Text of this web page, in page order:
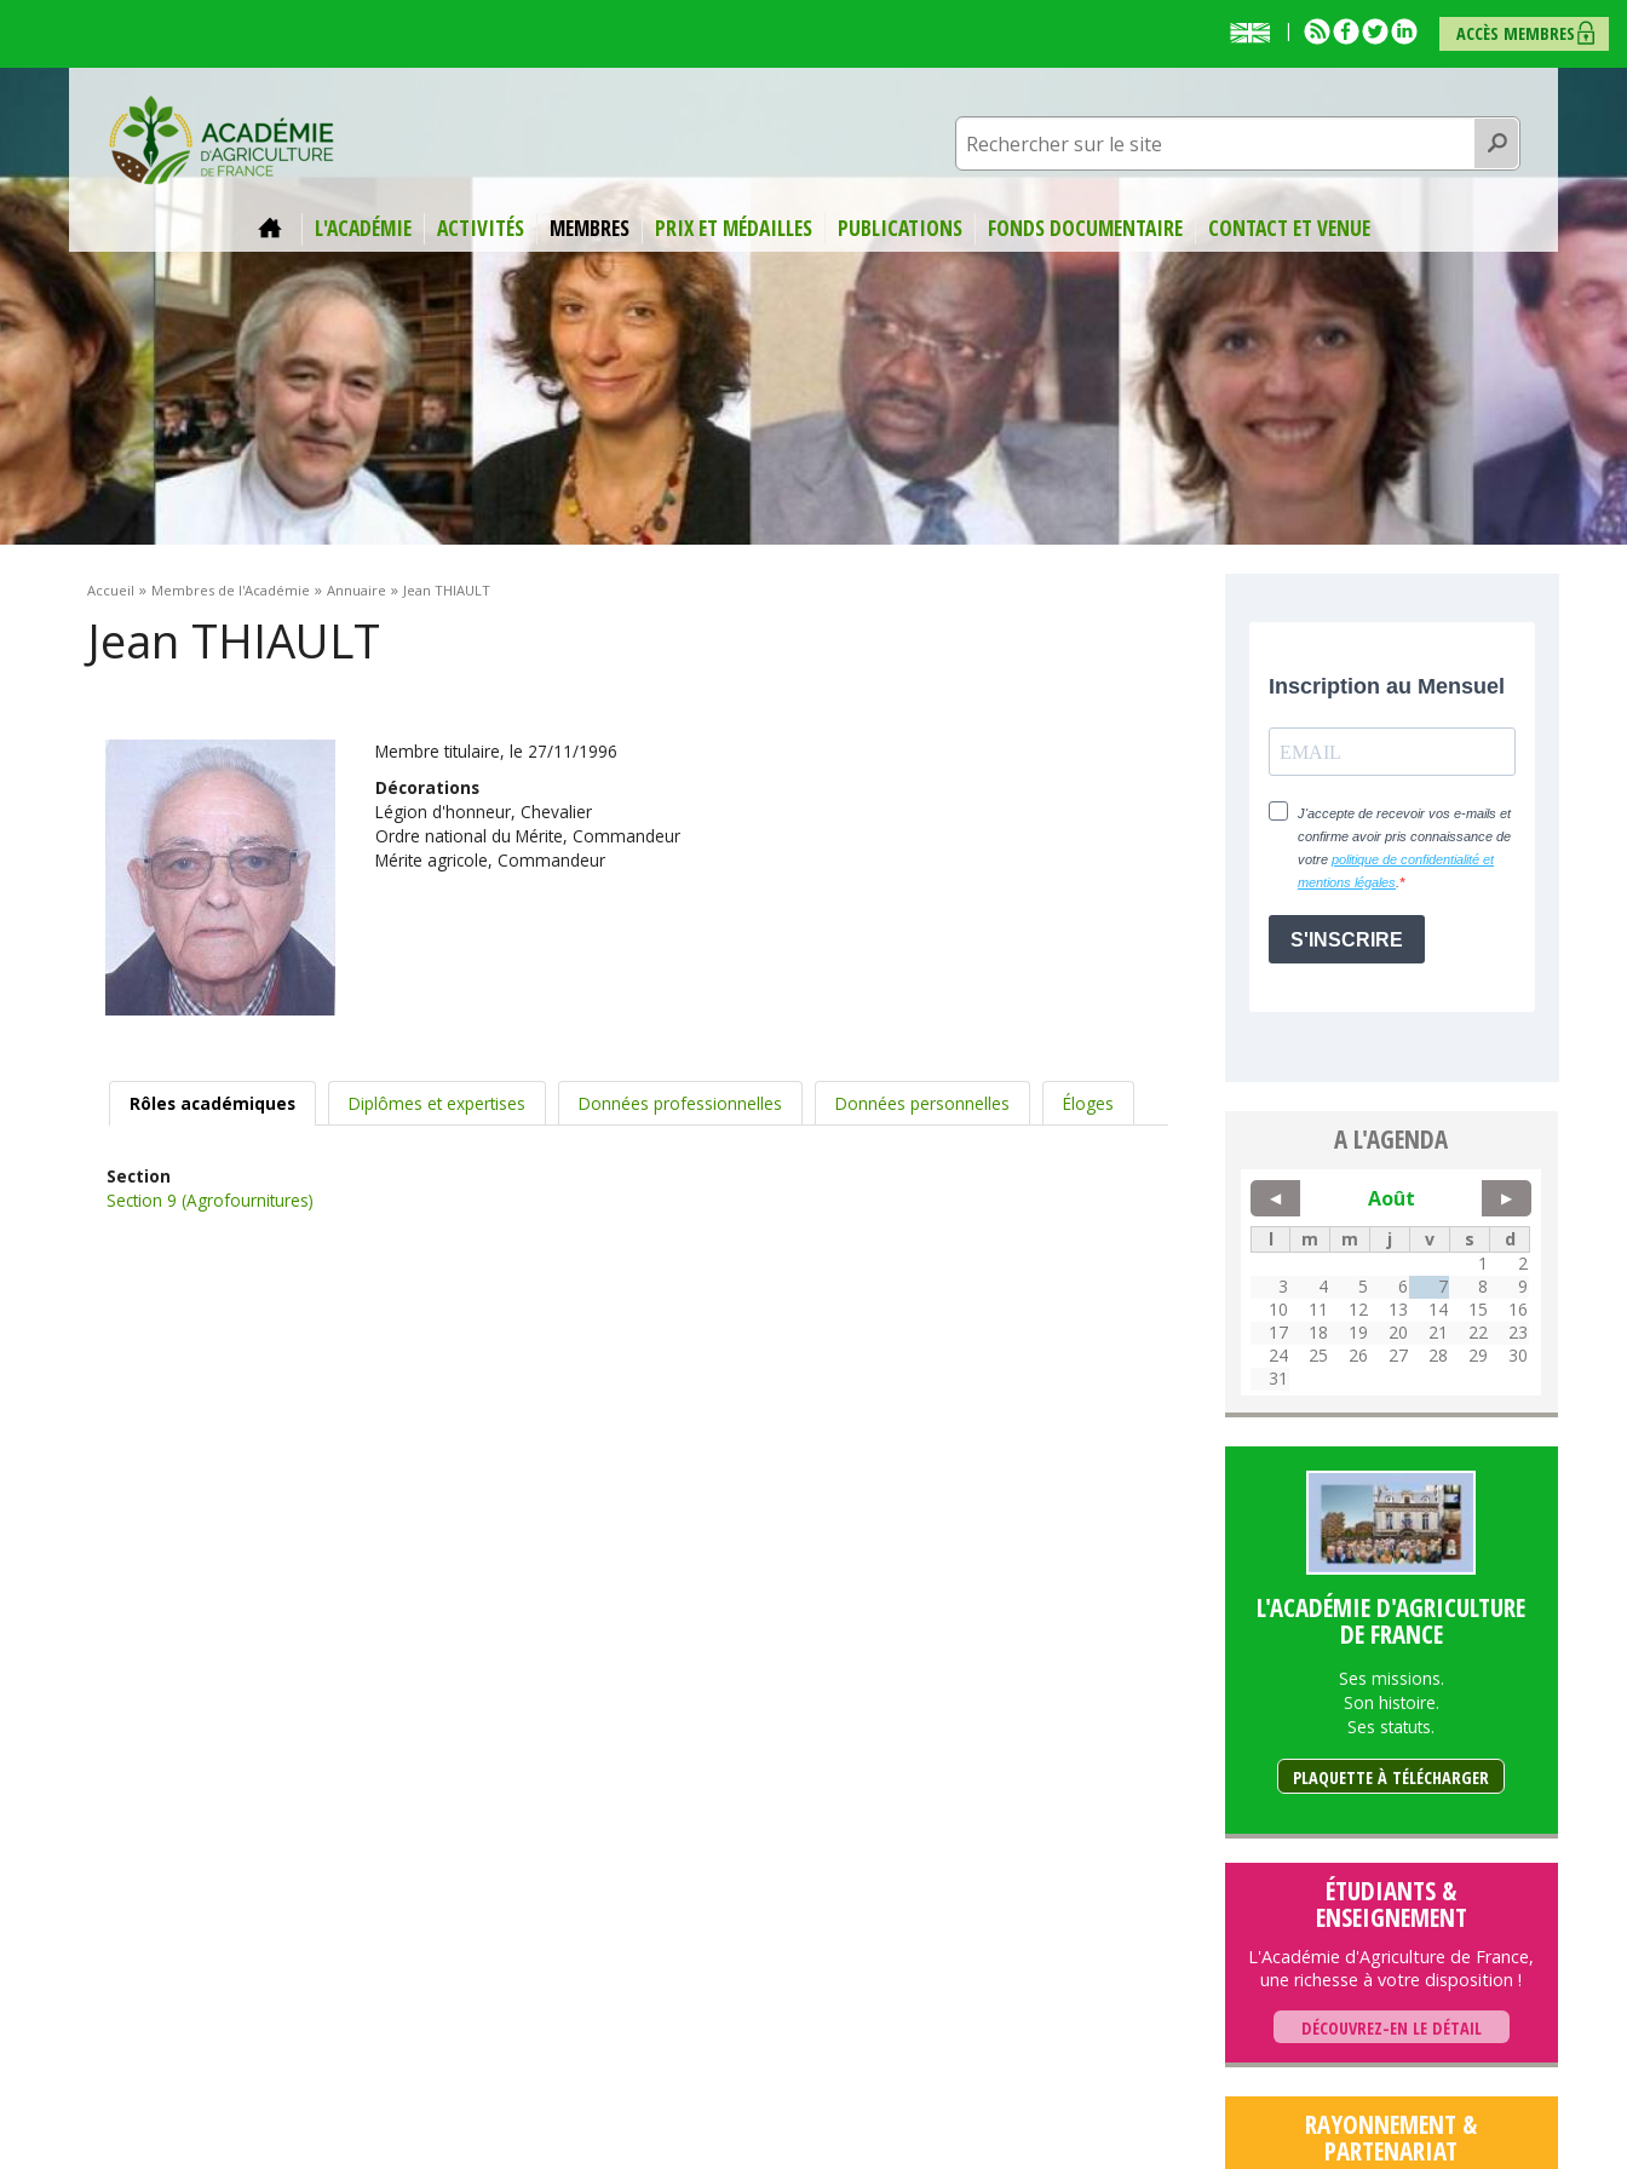
English
presentation
RSSFacebook
TwitterLinkedinACCÈS MEMBRES
Rechercher
ACCUEILL'ACADÉMIE ACTIVITÉS MEMBRES PRIX ET MÉDAILLES PUBLICATIONS FONDS DOCUMENTAIRE CONTACT ET VENUE
Vous êtes ici
Accueil » Membres de l'Académie » Annuaire » Jean THIAULT
Jean THIAULT
Membre titulaire, le 27/11/1996
Décorations
Légion d'honneur, Chevalier
Ordre national du Mérite, Commandeur
Mérite agricole, Commandeur
Rôles académiques Diplômes et expertises Données professionnelles Données personnelles Éloges
Section
Section 9 (Agrofournitures)
A L'AGENDA
Août
◀ ▶
l m m j v s
d
1
2
3
4 5 6 7 8
9
10
11 12 13 14 15
16
17
18 19 20 21 22
23
24
25 26 27 28 29
30
31
L'ACADÉMIE D'AGRICULTURE
DE FRANCE
Ses missions.
Son histoire.
Ses statuts.
PLAQUETTE À TÉLÉCHARGER
ÉTUDIANTS &
ENSEIGNEMENT
L'Académie d'Agriculture de France,
une richesse à votre disposition !
DÉCOUVREZ-EN LE DÉTAIL
RAYONNEMENT &
PARTENARIAT